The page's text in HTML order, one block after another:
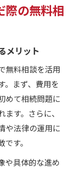
際の無料相
メリット
無料相談を活用
。まず、費用を
めて相続問題に
す。さらに、
や法律の運用に
す。
や具体的な進め